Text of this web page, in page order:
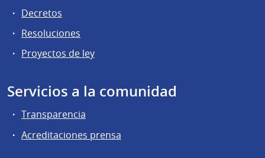
Decretos
Resoluciones
Proyectos de ley
Servicios a la comunidad
Transparencia
Acreditaciones prensa